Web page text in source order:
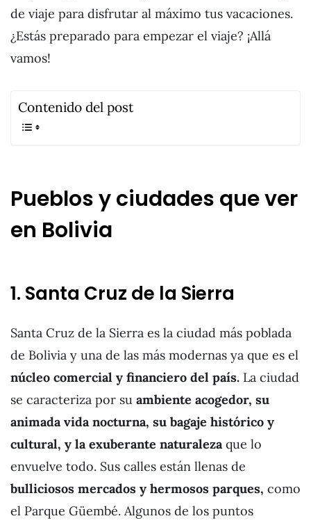
de viaje para disfrutar al máximo tus vacaciones.
¿Estás preparado para empezar el viaje? ¡Allá
vamos!
Contenido del post
Pueblos y ciudades que ver
en Bolivia
1. Santa Cruz de la Sierra
Santa Cruz de la Sierra es la ciudad más poblada
de Bolivia y una de las más modernas ya que es el
núcleo comercial y financiero del país. La ciudad
se caracteriza por su ambiente acogedor, su
animada vida nocturna, su bagaje histórico y
cultural, y la exuberante naturalezaque lo
envuelve todo. Sus calles están llenas de
bulliciosos mercados y hermosos parques, como
el Parque Güembé. Algunos de los puntos